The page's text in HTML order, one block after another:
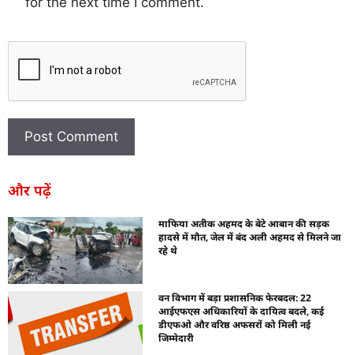
और पढ़ें
माफिया अतीक अहमद के बेटे आबान की सड़क
हादसे में मौत, जेल में बंद अली अहमद से मिलने जा
रहे थे
वन विभाग में बड़ा प्रशासनिक फेरबदल: 22
आईएफएस अधिकारियों के दायित्व बदले, कई
डीएफओ और वरिष्ठ अफसरों को मिली नई
जिम्मेदारी